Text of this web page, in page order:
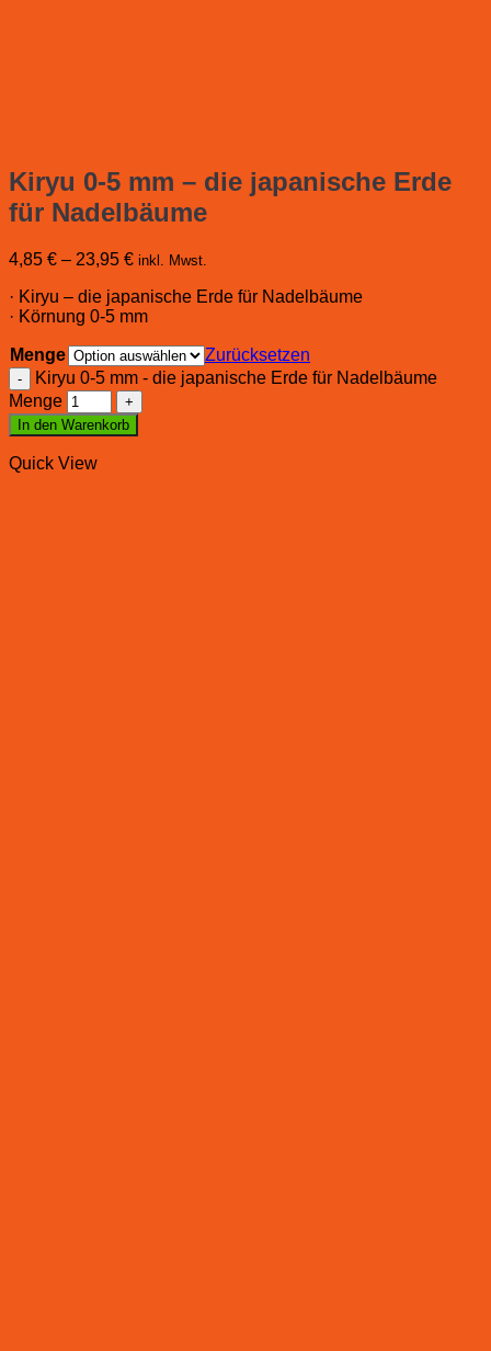
Kiryu 0-5 mm – die japanische Erde
für Nadelbäume
4,85 € – 23,95 € inkl. Mwst.
· Kiryu – die japanische Erde für Nadelbäume
· Körnung 0-5 mm
Menge
Zurücksetzen
Kiryu 0-5 mm - die japanische Erde für Nadelbäume
Menge
In den Warenkorb
Quick View